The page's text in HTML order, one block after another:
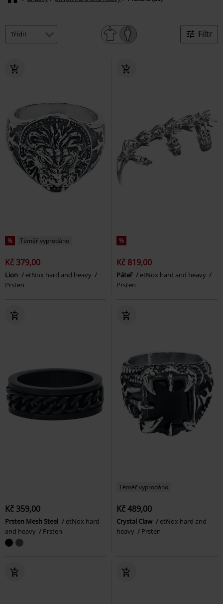
Filtr
% Téměř vyprodáno
Kč 379,00
Lion
etNox hard and heavy
Prsten
%
Kč 819,00
Páteř
etNox hard and heavy
Prsten
Kč 359,00
Prsten Mesh Steel
etNox hard
and heavy
Prsten
Téměř vyprodáno
Kč 489,00
Crystal Claw
etNox hard and
heavy
Prsten